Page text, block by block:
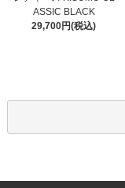
ASSIC BLACK
29,700円(税込)